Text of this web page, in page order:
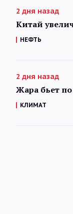
2 дня назад
Китай
НЕФТЬ
2 дня назад
Жара бьет
КЛИМАТ